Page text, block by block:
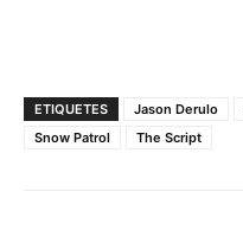
ETIQUETES Jason Derulo
Snow Patrol
The Script